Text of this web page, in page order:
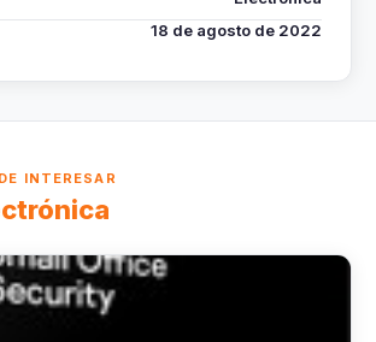
18 de agosto de 2022
INTERESAR